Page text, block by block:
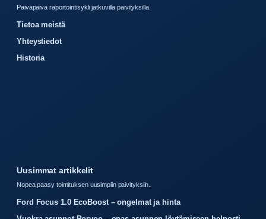
Paivapaiva raportointisykli jatkuvilla paivityksilla.
Tietoa meistä
Yhteystiedot
Historia
Uusimmat artikkelit
Nopea paasy toimituksen uusimpiin paivityksiin.
Ford Focus 1.0 EcoBoost – ongelmat ja hinta